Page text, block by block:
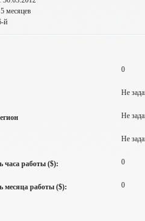
месяцев
й
0
Не
Не
Не
часа работы ($): 0
месяца работы ($): 0